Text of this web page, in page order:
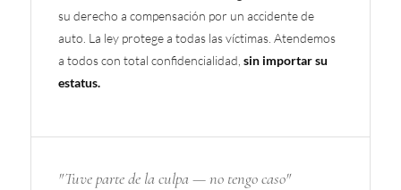
su derecho a compensación por un accidente de
auto. La ley protege a todas las víctimas. Atendemos
a todos con total confidencialidad, sin importar su
estatus.
"Tuve parte de la culpa — no tengo caso"